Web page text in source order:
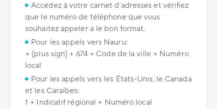
Accédez à votre carnet d’adresses et vérifiez
que le numéro de téléphone que vous
souhaitez appeler a le bon format.
Pour les appels vers Nauru:
+ (plus sign) + 674 + Code de la ville + Numéro
local
Pour les appels vers les États-Unis, le Canada
et les Caraïbes:
1 + Indicatif régional + Numéro local